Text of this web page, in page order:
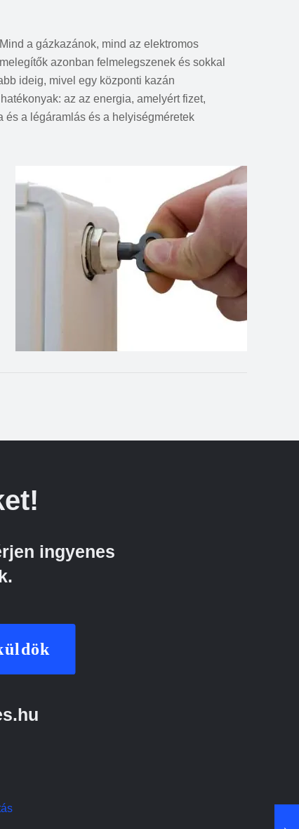
a gázkazánok, mind az elektromos
azonban felmelegszenek és sokkal
ideig, mivel egy központi kazán
az az energia, amelyért fizet,
és a légáramlás és a helyiségméretek
ingyenes